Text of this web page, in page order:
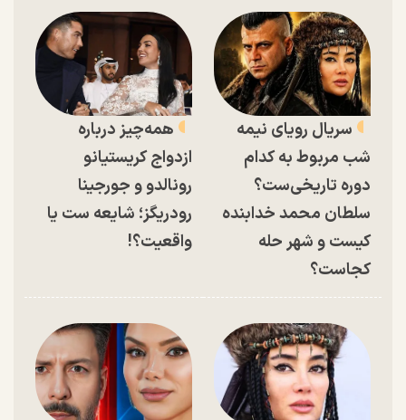
سریال رویای نیمه
شب مربوط به کدام
دوره تاریخی‌ست؟
سلطان محمد خدابنده
کیست و شهر حله
کجاست؟
همه‌چیز درباره
ازدواج کریستیانو
رونالدو و جورجینا
رودریگز؛ شایعه ست یا
واقعیت؟!